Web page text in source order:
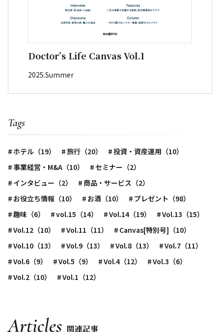
Doctor’s Life Canvas Vol.1
2025.Summer
Tags
ホテル（19） 旅行（20）
投資・資産運用（10）
事業経営・M&A（10）
セミナー（2）
インタビュー（2）
商品・サービス（2）
お役立ち情報（10）
お酒（10）
プレゼント（98）
趣味（6）
vol.15（14） Vol.14（19）
Vol.13（15）
Vol.12（10）
Vol.11（11）
Canvas[特別号]（10）
Vol.10（13）
Vol.9（13） Vol.8（13）
Vol.7（11）
Vol.6（9）
Vol.5（9） Vol.4（12）
Vol.3（6）
Vol.2（10）
Vol.1（12）
Articles 関連記事